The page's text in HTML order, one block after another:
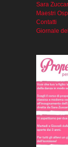
Sara
Maestri
Contatti
Giornale